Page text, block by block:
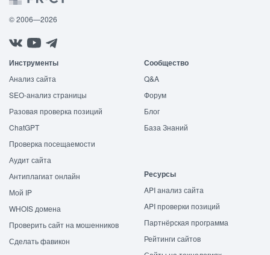
© 2006—2026
Инструменты
Анализ сайта
SEO-анализ страницы
Разовая проверка позиций
ChatGPT
Проверка посещаемости
Аудит сайта
Антиплагиат онлайн
Мой IP
WHOIS домена
Проверить сайт на мошенников
Сделать фавикон
Сообщество
Q&A
Форум
Блог
База Знаний
Ресурсы
API анализ сайта
API проверки позиций
Партнёрская программа
Рейтинги сайтов